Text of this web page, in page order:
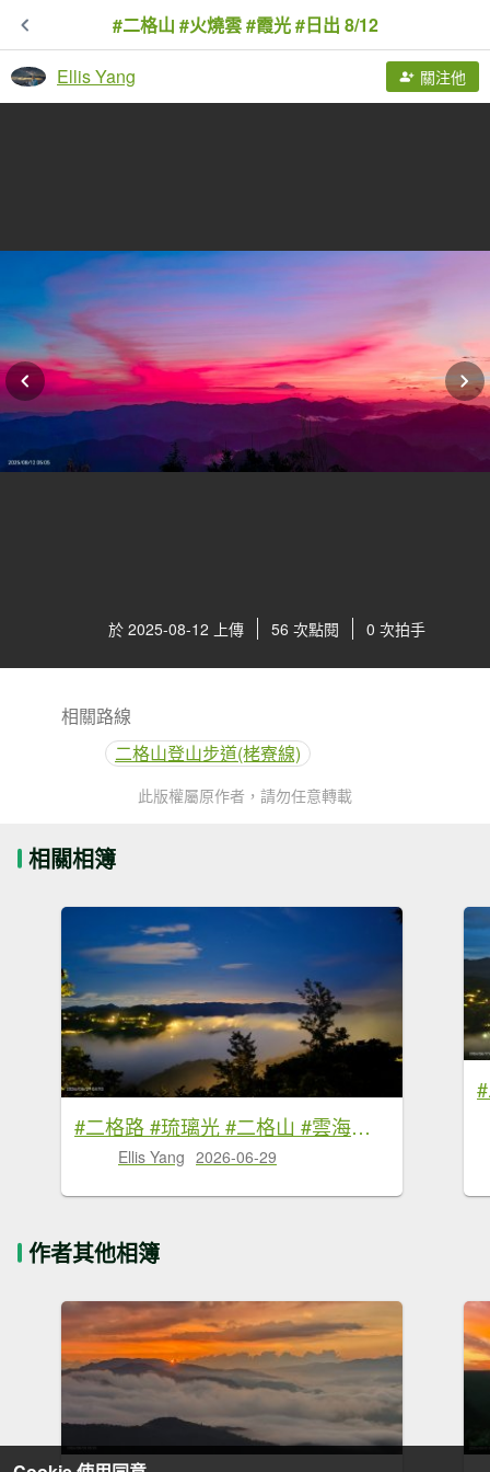
#二格山 #火燒雲 #霞光 #日出 8/12
Ellis Yang 關注他
於 2025-08-12 上傳 56 次點閱 0 次拍手
相關路線
二格山登山步道(栳寮線)
此版權屬原作者，請勿任意轉載
相關相簿
#二格路 #琉璃光 #二格山 #雲海流瀑 #日出 #火燒雲 6/29
Ellis Yang 2026-06-29
作者其他相簿